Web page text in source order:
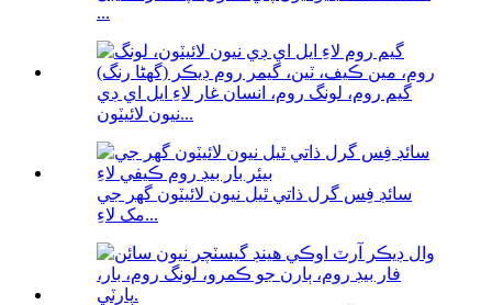
...
گيم روم، لونگ روم، انسان غار لاءِ ايل اي ڊي
نيون لائيٽون...
سائڊ فِس گرل ذاتي ٿيل نيون لائيٽون گھر جي
مک لاءِ...